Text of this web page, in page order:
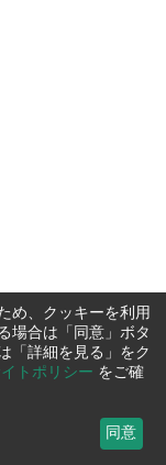
め、クッキーを利用
場合は「同意」ボタ
「詳細を見る」をク
トポリシー をご確
同意